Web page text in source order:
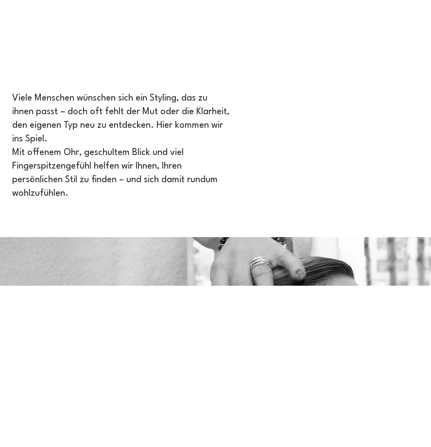
Viele Menschen wünschen sich ein Styling, das zu
ihnen passt – doch oft fehlt der Mut oder die Klarheit,
den eigenen Typ neu zu entdecken. Hier kommen wir
ins Spiel.
Mit offenem Ohr, geschultem Blick und viel
Fingerspitzengefühl helfen wir Ihnen, Ihren
persönlichen Stil zu finden – und sich damit rundum
wohlzufühlen.